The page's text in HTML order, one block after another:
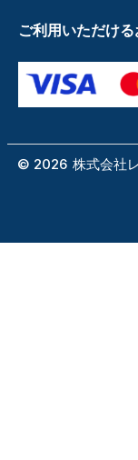
ご利用いただける
© 2026 株式会社